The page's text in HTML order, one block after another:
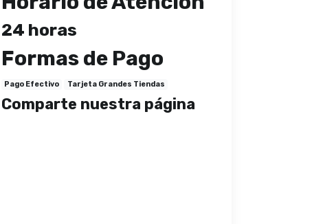
24 horas
Formas de Pago
Pago Efectivo Tarjeta Grandes Tiendas
Comparte nuestra página